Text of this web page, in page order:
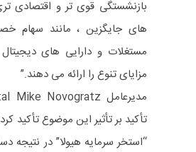
بازنشستگی قوی تر و اقتصادی
های جایگزین ، مانند سهام
مستغلات و دارایی های دیجیتال
مزایای تنوع را ارائه می دهند.”
تأکید بر تأثیر این موضوع تأکید
“استخر سرمایه هیولا” در نتیجه